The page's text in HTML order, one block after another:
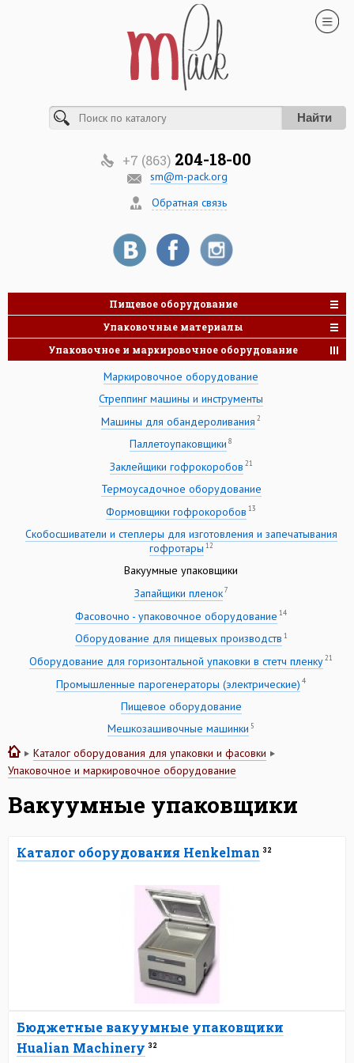
Найти
+7 (863) 204-18-00
sm@m-pack.org
Обратная связь
Пищевое оборудование
Упаковочные материалы
Упаковочное и маркировочное оборудование
Маркировочное оборудование
Стреппинг машины и инструменты
Машины для обандероливания 2
Паллетоупаковщики 8
Заклейщики гофрокоробов 21
Термоусадочное оборудование
Формовщики гофрокоробов 13
Скобосшиватели и степлеры для изготовления и запечатывания
гофротары 12
Вакуумные упаковщики
Запайщики пленок 7
Фасовочно - упаковочное оборудование 14
Оборудование для пищевых производств 1
Оборудование для горизонтальной упаковки в стетч пленку21
Промышленные парогенераторы (электрические) 4
Пищевое оборудование
Мешкозашивочные машинки 5
Каталог оборудования для упаковки и фасовки
Упаковочное и маркировочное оборудование
Вакуумные упаковщики
Каталог оборудования Henkelman 32
Бюджетные вакуумные упаковщики
Hualian Machinery 32